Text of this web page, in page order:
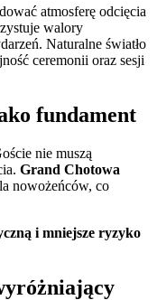
atmosferę odcięcia
walory
Naturalne światło
ceremonii oraz sesji
fundament
nie muszą
Grand Chotowa
nowożeńców, co
i mniejsze ryzyko